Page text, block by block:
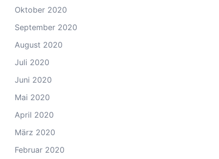
Oktober 2020
September 2020
August 2020
Juli 2020
Juni 2020
Mai 2020
April 2020
März 2020
Februar 2020